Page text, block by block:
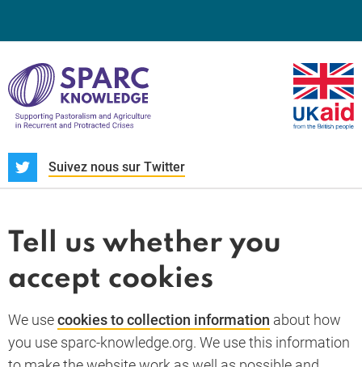
Suivez nous sur Twitter
Actualités et dossiers
Whistleblower
Termes et conditions
Politique de confidentialité
Politique des cookies
Accessibility statement
Tell us whether you
accept cookies
We usecookies to collection information about how
you use sparc-knowledge.org. We use this information